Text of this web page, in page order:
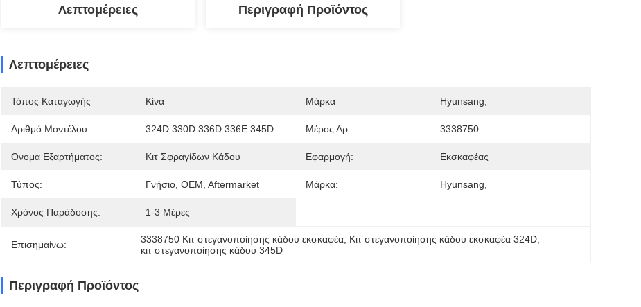
Λεπτομέρειες Περιγραφή Προϊόντος
Λεπτομέρειες
Τόπος Καταγωγής Κίνα Μάρκα Hyunsang,
Αριθμό Μοντέλου 324D 330D 336D 336E 345D Μέρος Αρ: 3338750
Ονομα Εξαρτήματος: Κιτ Σφραγίδων Κάδου Εφαρμογή: Εκσκαφέας
Τύπος: Γνήσιο, OEM, Aftermarket Μάρκα: Hyunsang,
Χρόνος Παράδοσης: 1-3 Μέρες
Επισημαίνω: 3338750 Κιτ στεγανοποίησης κάδου εκσκαφέα Κιτ στεγανοποίησης κάδου εκσκαφέα 324D
κιτ στεγανοποίησης κάδου 345D
Περιγραφή Προϊόντος